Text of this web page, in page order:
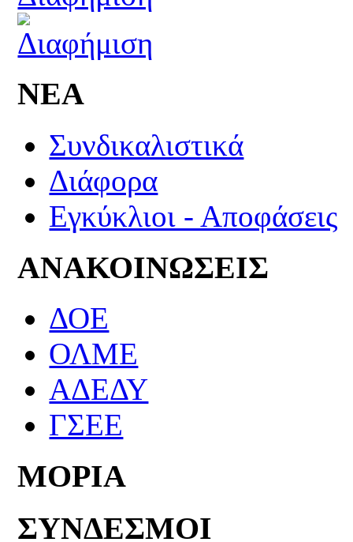
ΝΕΑ
Συνδικαλιστικά
Διάφορα
Εγκύκλιοι - Αποφάσεις
ΑΝΑΚΟΙΝΩΣΕΙΣ
ΔΟΕ
ΟΛΜΕ
ΑΔΕΔΥ
ΓΣΕΕ
ΜΟΡΙΑ
ΣΥΝΔΕΣΜΟΙ